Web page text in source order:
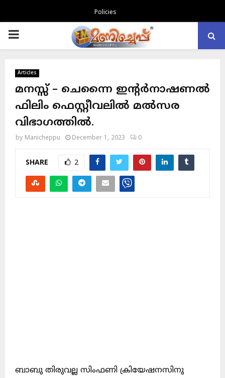
Policies
PRIMARY
Articles
മനസ്സ് – ചെന്നൈ ഇൻ്റർനാഷണൽ
ഫിലിം ഫെസ്റ്റീവലിൽ മൽസര
വിഭാഗത്തിൽ.
by Manicheppu December 1, 2023 0
SHARE 2
ബാബു തിരുവല്ല സിംഫണി ക്രിയേഷനസിനു